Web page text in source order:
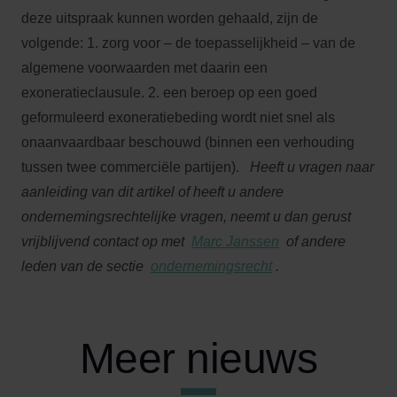
deze uitspraak kunnen worden gehaald, zijn de
volgende: 1. zorg voor – de toepasselijkheid – van de
algemene voorwaarden met daarin een
exoneratieclausule. 2. een beroep op een goed
geformuleerd exoneratiebeding wordt niet snel als
onaanvaardbaar beschouwd (binnen een verhouding
tussen twee commerciële partijen). Heeft u vragen naar
aanleiding van dit artikel of heeft u andere
ondernemingsrechtelijke vragen, neemt u dan gerust
vrijblijvend contact op met Marc Janssen of andere
leden van de sectie ondernemingsrecht .
Meer nieuws